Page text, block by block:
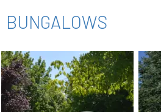
BUNGALOWS